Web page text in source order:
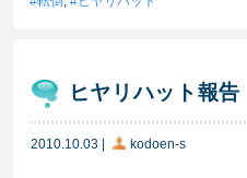
ヒヤリハット報告
2010.10.03 kodoen-s